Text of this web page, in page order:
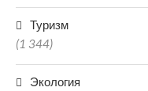
Туризм
(1 344)
Экология